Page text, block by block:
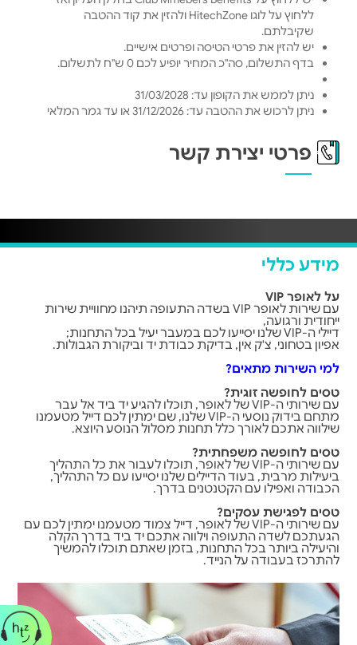
ללחוץ על לוגו HitechZone ולהזין את קוד ההטבה
שקיבלתם.
יש להזין את פרטי הטיסה ופרטים אישיים.
בדף התשלום, סה"כ המחיר יופיע לכם 0 ש"ח לתשלום.
ניתן לממש את הקופון עד: 31/03/2028
ניתן לרכוש את ההטבה עד: 31/12/2026 או עד גמר המלאי
פרטי יצירת קשר
מידע כללי
על לאופר VIP
עם שירות לאופר VIP בשדה התעופה תיהנו מחוויית שירות
ייחודית ורגועה,
דיילי ה-VIP שלנו יסייעו לכם במעבר יעיל בכל התחנות;
אפיון בטחוני, צ'ק אין, בדיקת כבודת יד וביקורת הגבולות.
למי השירות מתאים?
טסים לחופשה זוגית?
עם שירותי ה-VIP של לאופר, תוכלו להגיע יד ביד אל עבר
מתחם בידוק נוסעי ה-VIP שלנו, שם ימתין לכם דייל מטעמנו
שילווה אתכם לאורך כלל תחנות מסלול הנוסע היוצא.
טסים לחופשה משפחתית?
עם שירותי ה-VIP של לאופר, תוכלו לעבור את כל התהליך
ביעילות מרבית, בעוד הדיילים שלנו יסייעו עם כל התהליך,
הכבודה ואפילו עם הקטנטנים בדרך.
טסים לפגישת עסקים?
עם שירותי ה-VIP של לאופר, דייל צמוד מטעמנו ימתין לכם עם
הגעתכם לשדה התעופה וילווה אתכם יד ביד בדרך הקלה
והיעילה ביותר בכל התחנות, בזמן שאתם תוכלו להמשיך
להתרכז בעבודה על הנייד.